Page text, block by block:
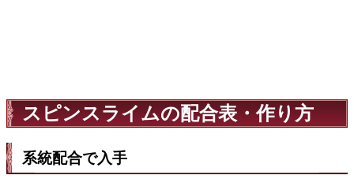
スピンスライムの配合表・作り方
系統配合で入手